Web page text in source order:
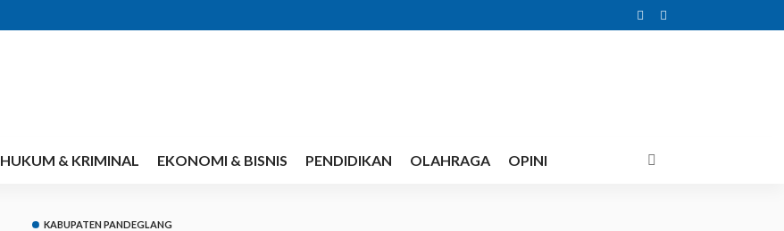
HUKUM & KRIMINAL EKONOMI & BISNIS PENDIDIKAN OLAHRAGA OPINI
KABUPATEN PANDEGLANG